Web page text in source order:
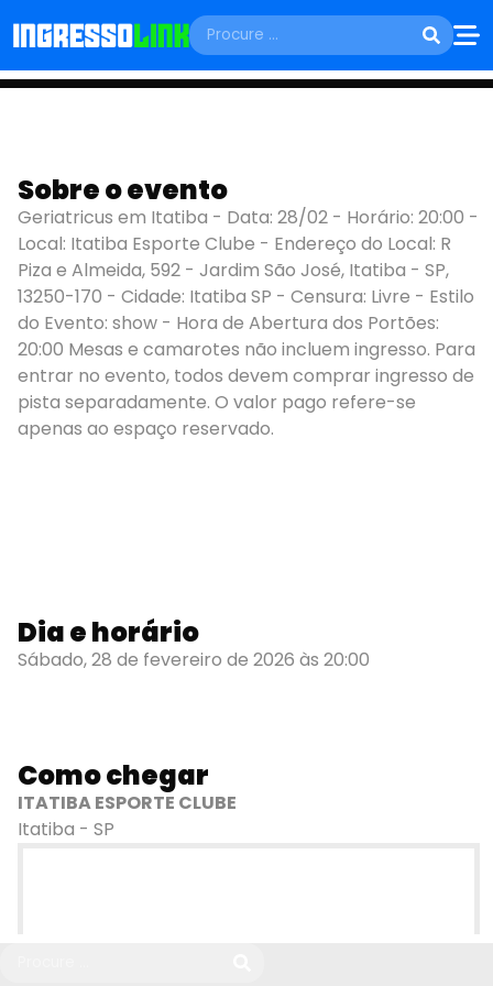
Geriatricus em
Itatiba 2026
Itatiba - SP
Sobre o evento
Geriatricus em Itatiba - Data: 28/02 - Horário: 20:00 -
Local: Itatiba Esporte Clube - Endereço do Local: R
Piza e Almeida, 592 - Jardim São José, Itatiba - SP,
13250-170 - Cidade: Itatiba SP - Censura: Livre - Estilo
do Evento: show - Hora de Abertura dos Portões:
20:00 Mesas e camarotes não incluem ingresso. Para
entrar no evento, todos devem comprar ingresso de
pista separadamente. O valor pago refere-se
apenas ao espaço reservado.
Dia e horário
Sábado, 28 de fevereiro de 2026 às 20:00
Como chegar
ITATIBA ESPORTE CLUBE
Itatiba - SP